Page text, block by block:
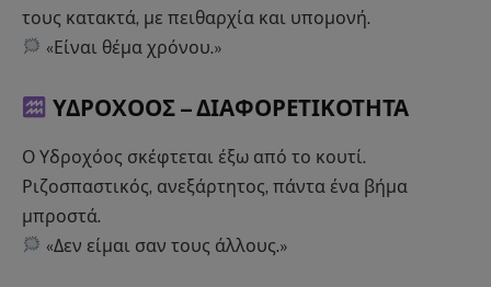
τους κατακτά, με πειθαρχία και υπομονή.
«Είναι θέμα χρόνου.»
ΥΔΡΟΧΟΟΣ –ΔΙΑΦΟΡΕΤΙΚΟΤΗΤΑ
Ο Υδροχόος σκέφτεται έξω από το κουτί.
Ριζοσπαστικός, ανεξάρτητος, πάντα ένα βήμα
μπροστά.
«Δεν είμαι σαν τους άλλους.»